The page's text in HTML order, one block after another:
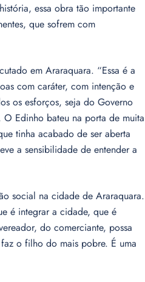
essa obra tão importante
que sofrem com
em Araraquara. “Essa é a
com caráter, com intenção e
os esforços, seja do Governo
Edinho bateu na porta de muita
tinha acabado de ser aberta
a sensibilidade de entender a
social na cidade de Araraquara.
é integrar a cidade, que é
do comerciante, possa
o filho do mais pobre. É uma